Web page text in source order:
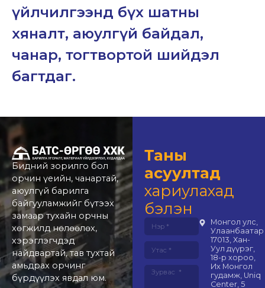
үйлчилгээнд бүх шатны
хяналт, аюулгүй байдал,
чанар, тогтвортой шийдэл
багтдаг.
Бидний зорилго бол
орчин үеийн, чанартай,
аюулгүй барилга
байгууламжийг бүтээх
замаар тухайн орчны
хөгжилд нөлөөлөх,
хэрэглэгчдэд
найдвартай, тав тухтай
амьдрах орчинг
бүрдүүлэх явдал юм.
Таны
асуултад
хариулахад
бэлэн
Монгол улс,
Улаанбаатар
17013, Хан-
Уул дүүрэг,
18-р хороо,
Их Монгол
гудамж, Uniq
Center, 5